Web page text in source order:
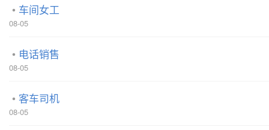
车间女工
08-05
电话销售
08-05
客车司机
08-05